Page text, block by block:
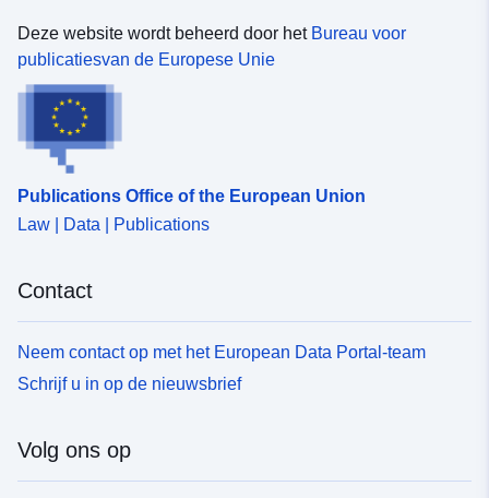
Is conform:
Bron:
http://data.europa.eu/eli/reg/2009/
uriRef:
Deze website wordt beheerd door het Bureau voor
publicatiesvan de Europese Unie
Publications Office of the European Union
Law | Data | Publications
Contact
Neem contact op met het European Data Portal-team
Schrijf u in op de nieuwsbrief
Volg ons op